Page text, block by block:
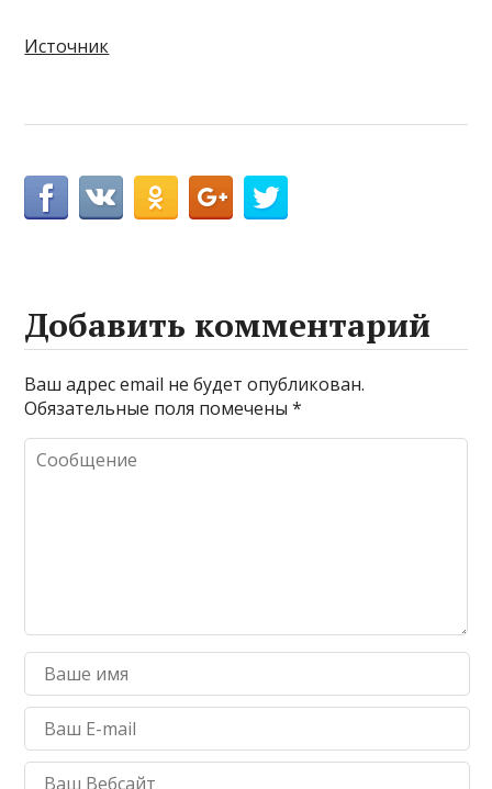
Источник
Добавить комментарий
Ваш адрес email не будет опубликован.
Обязательные поля помечены*